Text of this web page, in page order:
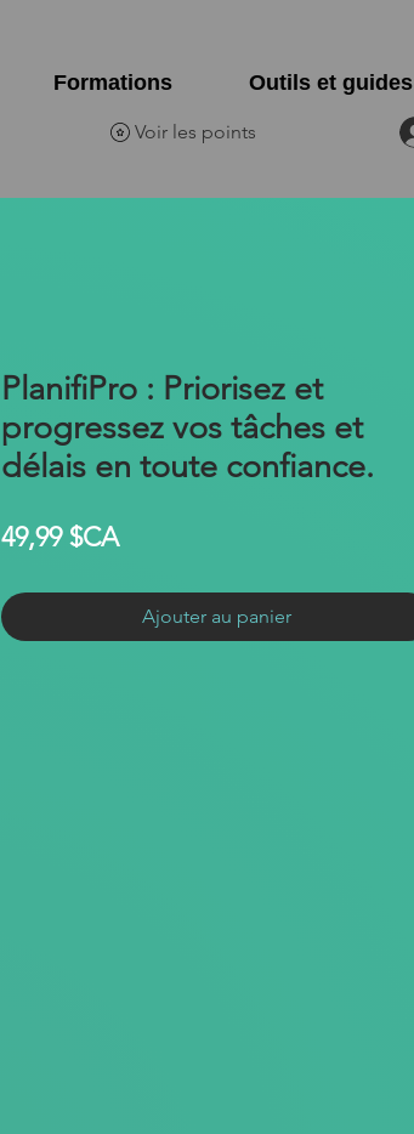
Voir les points
Formations Outils et guides
PlanifiPro : Priorisez et
progressez vos tâches et
délais en toute confiance.
49,99 $CAPrix
Ajouter au panier